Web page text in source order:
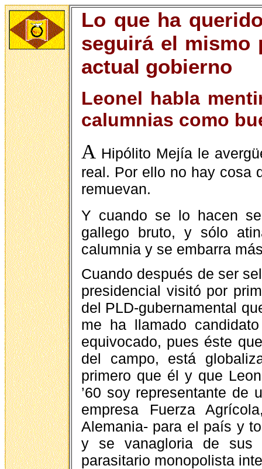
Lo que ha
seguirá el mismo
actual gobierno
Leonel habla
calumnias como
A Hipólito Mejía le
real. Por ello no hay cosa
remuevan.
Y cuando se lo hacen
gallego bruto, y sólo
calumnia y se embarra
Cuando después de ser
presidencial visitó por
del PLD-gubernamental
me ha llamado
equivocado, pues éste
del campo, está
primero que él y que
’60 soy representante de
empresa Fuerza
Alemania- para el país y
y se vanagloria de sus
parasitario monopolista